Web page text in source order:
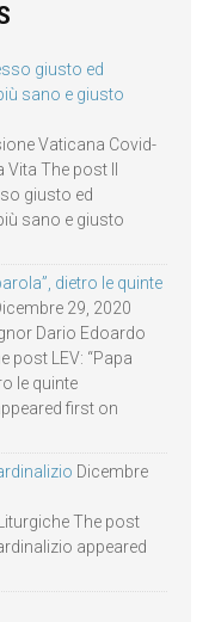
giusto ed
sano e giusto
Vaticana Covid-
Vita The post Il
giusto ed
sano e giusto
dietro le quinte
29, 2020
Dario Edoardo
post LEV: “Papa
le quinte
first on
Dicembre
The post
appeared